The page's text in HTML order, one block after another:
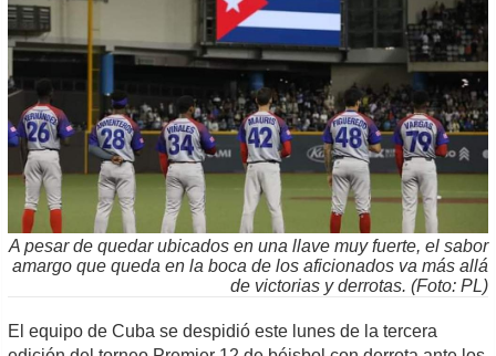
A pesar de quedar ubicados en una llave muy fuerte, el sabor
amargo que queda en la boca de los aficionados va más allá
de victorias y derrotas. (Foto: PL)
El equipo de Cuba se despidió este lunes de la tercera